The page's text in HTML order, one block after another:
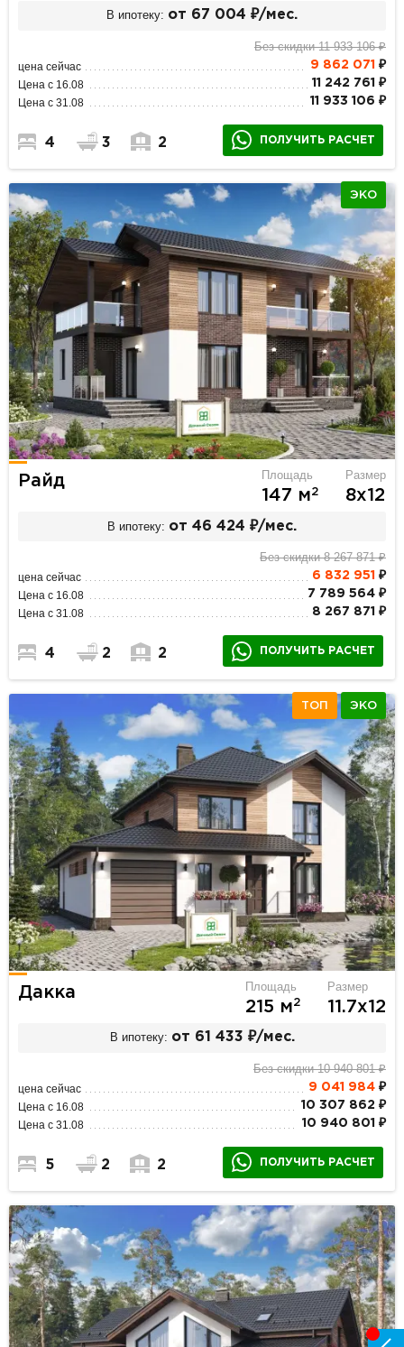
В ипотеку: от 67 004 ₽/мес.
Без скидки 11 933 106 ₽
цена сейчас 9 862 071 ₽
Цена с 16.08 11 242 761 ₽
Цена с 31.08 11 933 106 ₽
4 3 2 ПОЛУЧИТЬ РАСЧЕТ
ЭКО
Райд Площадь
147 м2
Размер
8х12
В ипотеку: от 46 424 ₽/мес.
Без скидки 8 267 871 ₽
цена сейчас 6 832 951 ₽
Цена с 16.08 7 789 564 ₽
Цена с 31.08 8 267 871 ₽
4 2 2 ПОЛУЧИТЬ РАСЧЕТ
ТОП ЭКО
Дакка Площадь
215 м2
Размер
11.7х12
В ипотеку: от 61 433 ₽/мес.
Без скидки 10 940 801 ₽
цена сейчас 9 041 984₽
Цена с 16.08 10 307 862 ₽
Цена с 31.08 10 940 801 ₽
5 2 2 ПОЛУЧИТЬ РАСЧЕТ